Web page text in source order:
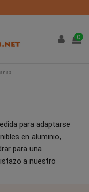
0
para adaptarse
en aluminio,
para una
a nuestro